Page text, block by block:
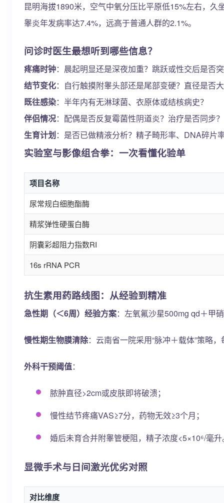
昆明海拔1890米，空气中氧分压比平原低15%左右，
睾炎年发病率达7.4%，远高于普通人群的2.1%。
问诊时医生最想听到哪些信息？
疼痛时钟：晨起明显还是深夜加重？跳跃或性交后是否
结节变化：自行触摸附睾头部还是尾部变硬？直径是否
既往感染：半年内有无淋球菌、衣原体或结核病史？
伴侣情况：配偶是否反复霉菌性阴道炎？治疗是否同步？
生育计划：是否已做精液分析？精子畸形率、DNA碎片
实验室与影像组合拳：一次看懂化验单
项目名称
尿常规白细胞酯酶
精浆弹性硬蛋白酶
阴囊彩超阻力指数RI
16s rRNA PCR
抗生素用药路线图：从经验到精准
急性期（＜6周）经验方案：左氧氟沙星500mg qd＋甲
慢性期生物膜清除：云南省一院采用“脉冲＋载体”策略
外科干预阈值：
脓肿直径>2cm或皮肤即将破溃；
慢性结节疼痛VAS≥7分，药物无效≥3个月；
婚后未育合并附睾管梗阻，精子浓度<5×10⁶/毫
显微手术与日间激光优劣对照
对比维度